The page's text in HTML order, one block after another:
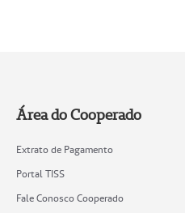
Área do Cooperado
Extrato de Pagamento
Portal TISS
Fale Conosco Cooperado